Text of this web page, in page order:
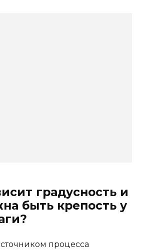
градусность и
быть крепость у
процесса